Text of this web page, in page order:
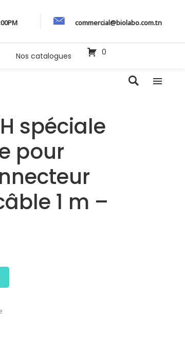
commercial@biolabo.com.tn
Nos catalogues 0
spéciale
pour
1 m –